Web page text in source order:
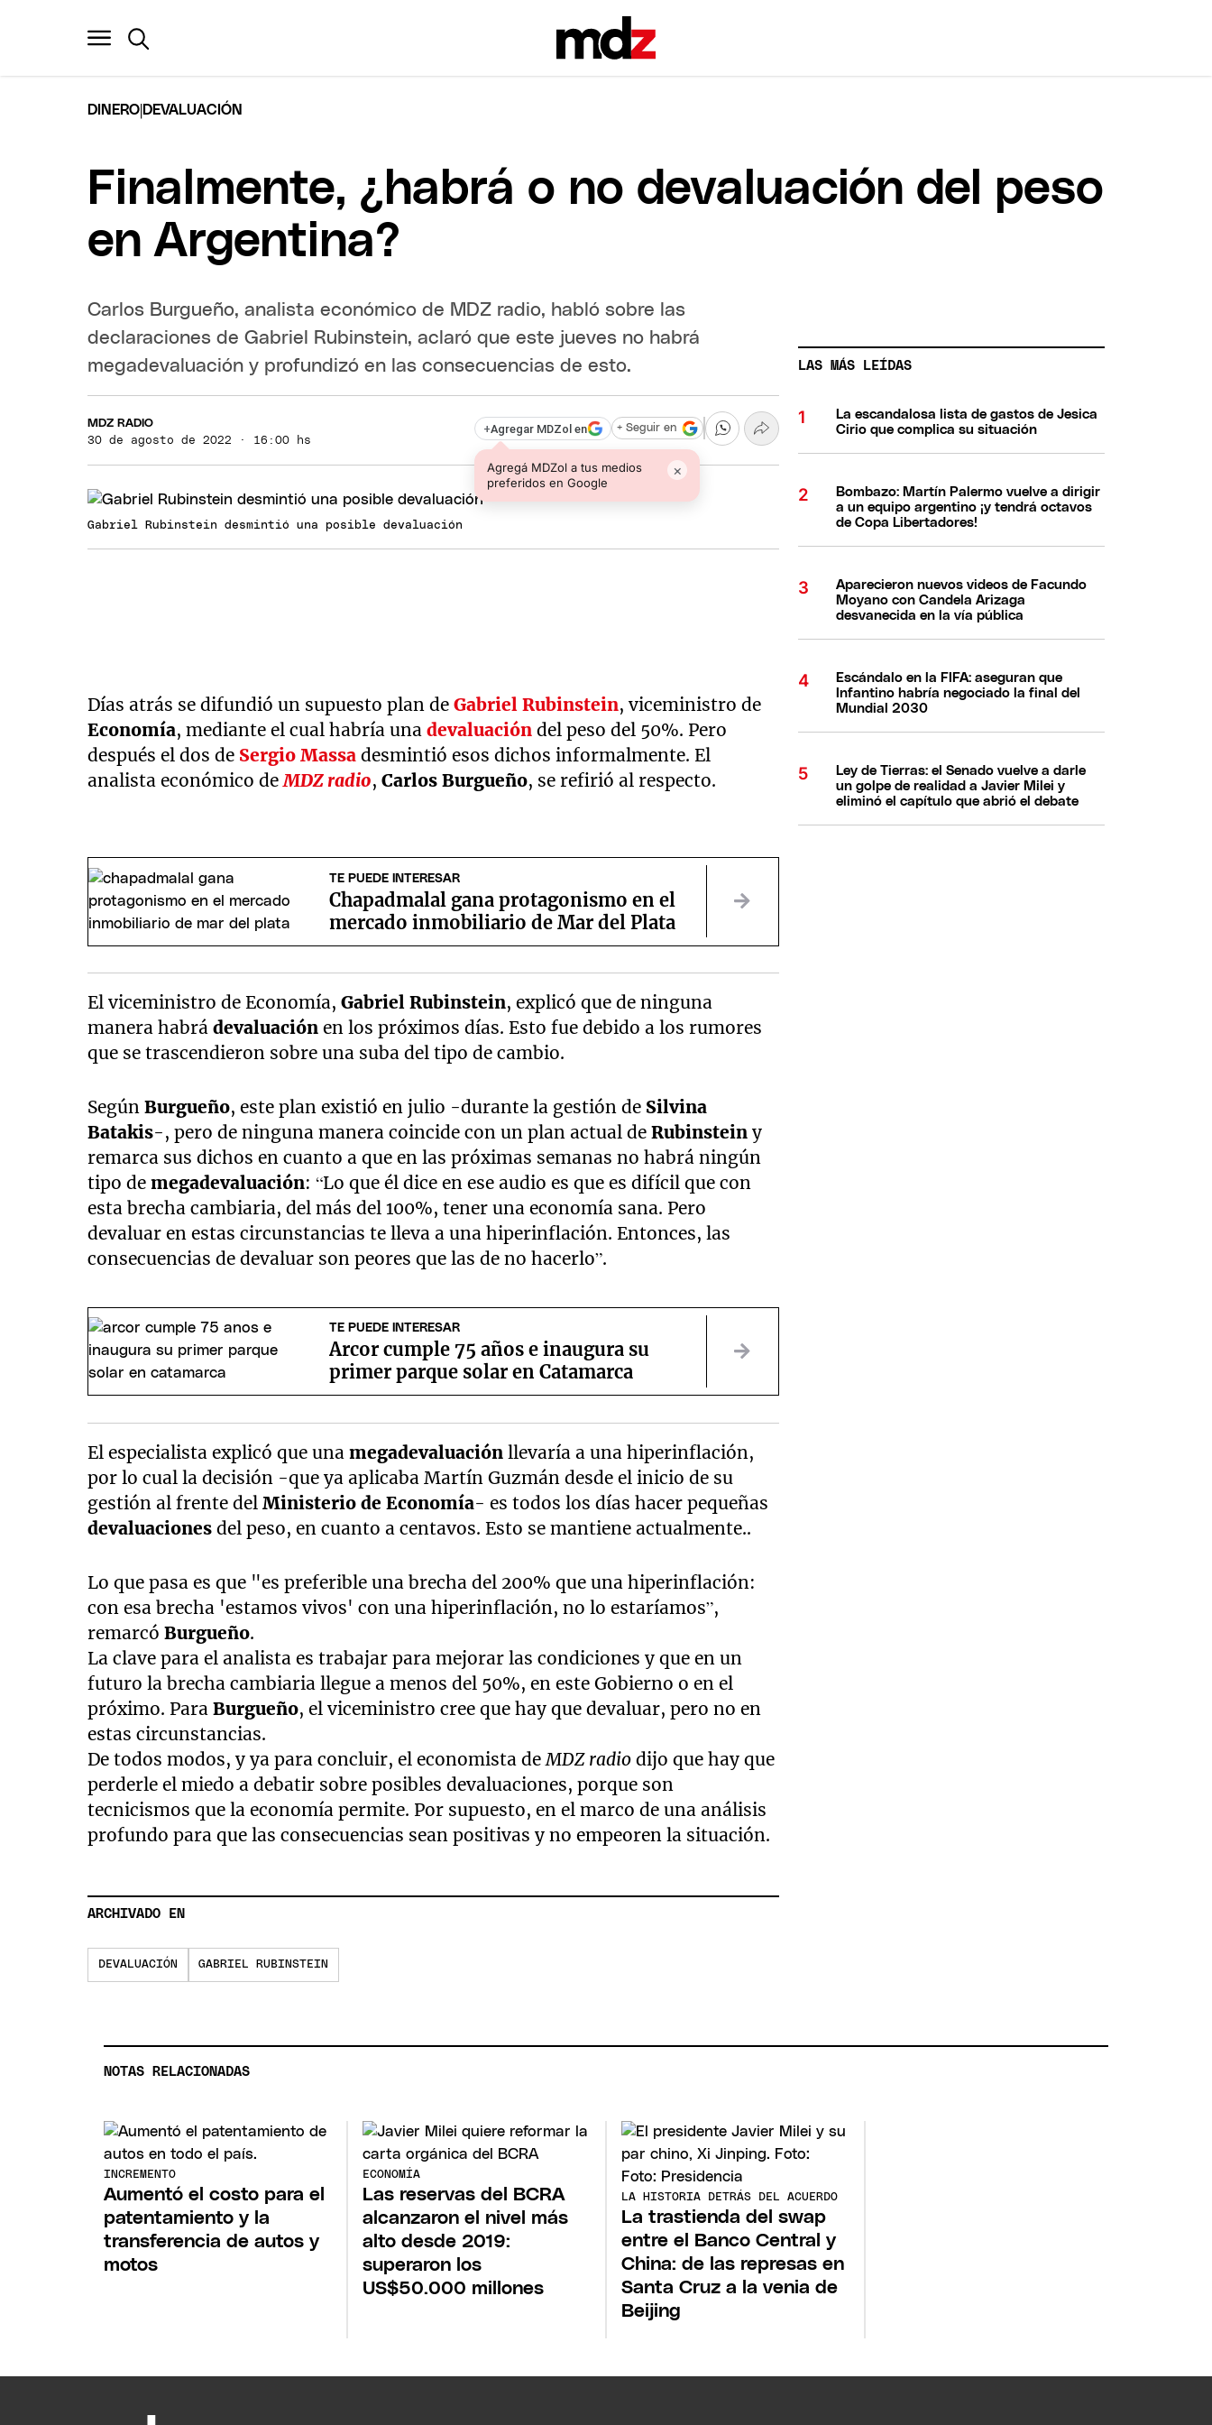
DINERO DEVALUACIÓN
Finalmente, ¿habrá o no devaluación del peso
en Argentina?
Carlos Burgueño, analista económico de MDZ radio, habló sobre las
declaraciones de Gabriel Rubinstein, aclaró que este jueves no habrá
megadevaluación y profundizó en las consecuencias de esto.
MDZ RADIO
30 de agosto de 2022 · 16:00 hs
+Agregar MDZol en
Agregá MDZol a tus medios
preferidos en Google
×
+ Seguir en
Gabriel Rubinstein desmintió una posible devaluación
Días atrás se difundió un supuesto plan deGabriel Rubinstein, viceministro de
Economía, mediante el cual habría unadevaluación del peso del 50%. Pero
después el dos de Sergio Massa desmintió esos dichos informalmente. El
analista económico deMDZ radio,Carlos Burgueño, se refirió al respecto.
TE PUEDE INTERESAR
Chapadmalal gana protagonismo en el
mercado inmobiliario de Mar del Plata
El viceministro de Economía,Gabriel Rubinstein, explicó que de ninguna
manera habrádevaluación en los próximos días. Esto fue debido a los rumores
que se trascendieron sobre una suba del tipo de cambio.
SegúnBurgueño, este plan existió en julio -durante la gestión de Silvina
Batakis-, pero de ninguna manera coincide con un plan actual deRubinsteiny
remarca sus dichos en cuanto a que en las próximas semanas no habrá ningún
tipo demegadevaluación: “Lo que él dice en ese audio es que es difícil que con
esta brecha cambiaria, del más del 100%, tener una economía sana. Pero
devaluar en estas circunstancias te lleva a una hiperinflación. Entonces, las
consecuencias de devaluar son peores que las de no hacerlo”.
TE PUEDE INTERESAR
Arcor cumple 75 años e inaugura su
primer parque solar en Catamarca
El especialista explicó que unamegadevaluaciónllevaría a una hiperinflación,
por lo cual la decisión -que ya aplicaba Martín Guzmán desde el inicio de su
gestión al frente delMinisterio de Economía- es todos los días hacer pequeñas
devaluacionesdel peso, en cuanto a centavos. Esto se mantiene actualmente..
Lo que pasa es que "es preferible una brecha del 200% que una hiperinflación:
con esa brecha 'estamos vivos' con una hiperinflación, no lo estaríamos”,
remarcóBurgueño.
La clave para el analista es trabajar para mejorar las condiciones y que en un
futuro la brecha cambiaria llegue a menos del 50%, en este Gobierno o en el
próximo. ParaBurgueño, el viceministro cree que hay que devaluar, pero no en
estas circunstancias.
De todos modos, y ya para concluir, el economista de MDZ radio dijo que hay que
perderle el miedo a debatir sobre posibles devaluaciones, porque son
tecnicismos que la economía permite. Por supuesto, en el marco de una análisis
profundo para que las consecuencias sean positivas y no empeoren la situación.
ARCHIVADO EN
DEVALUACIÓN GABRIEL RUBINSTEIN
LAS MÁS LEÍDAS
La escandalosa lista de gastos de Jesica
Cirio que complica su situación
Bombazo: Martín Palermo vuelve a dirigir
a un equipo argentino ¡y tendrá octavos
de Copa Libertadores!
Aparecieron nuevos videos de Facundo
Moyano con Candela Arizaga
desvanecida en la vía pública
Escándalo en la FIFA: aseguran que
Infantino habría negociado la final del
Mundial 2030
Ley de Tierras: el Senado vuelve a darle
un golpe de realidad a Javier Milei y
eliminó el capítulo que abrió el debate
NOTAS RELACIONADAS
INCREMENTO
Aumentó el costo para el
patentamiento y la
transferencia de autos y
motos
ECONOMÍA
Las reservas del BCRA
alcanzaron el nivel más
alto desde 2019:
superaron los
US$50.000 millones
LA HISTORIA DETRÁS DEL ACUERDO
La trastienda del swap
entre el Banco Central y
China: de las represas en
Santa Cruz a la venia de
Beijing